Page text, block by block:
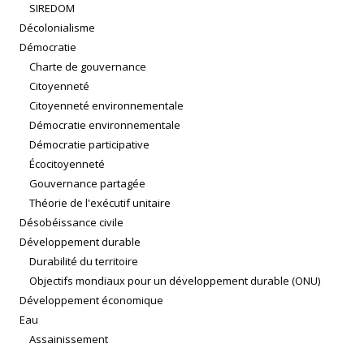
SIREDOM
Décolonialisme
Démocratie
Charte de gouvernance
Citoyenneté
Citoyenneté environnementale
Démocratie environnementale
Démocratie participative
Écocitoyenneté
Gouvernance partagée
Théorie de l'exécutif unitaire
Désobéissance civile
Développement durable
Durabilité du territoire
Objectifs mondiaux pour un développement durable (ONU)
Développement économique
Eau
Assainissement